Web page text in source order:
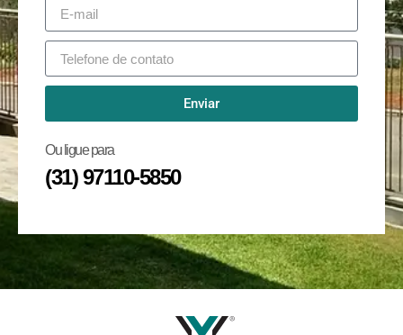
Enviar
Ou ligue para
(31) 97110-5850